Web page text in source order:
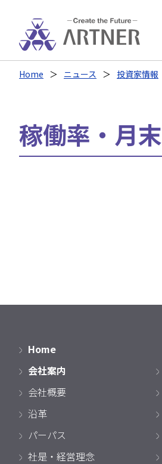
Home ニュース 投資家情報
稼働率・月
Home
会社案内
会社概要
沿革
パーパス
社是・経営理念